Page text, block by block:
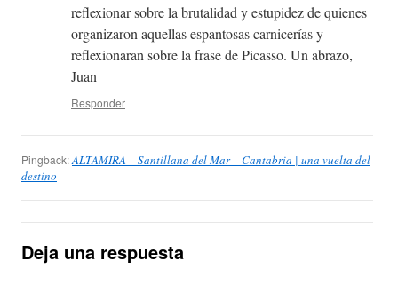
reflexionar sobre la brutalidad y estupidez de quienes
organizaron aquellas espantosas carnicerías y
reflexionaran sobre la frase de Picasso. Un abrazo,
Juan
Responder
Pingback:ALTAMIRA – Santillana del Mar – Cantabria | una vuelta del
destino
Deja una respuesta